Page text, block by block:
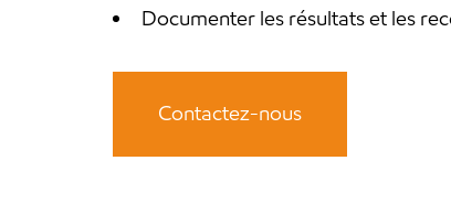
Documenter les résultats et les
Contactez-nous